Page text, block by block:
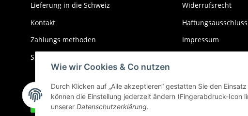
Wie wir Cookies & Co nutzen
Durch Klicken auf „Alle akzeptieren“ gestatten Sie den
können die Einstellung jederzeit ändern (Fingerabdruck-Icon
unserer Datenschutzerklärung.
Lieferung in die Schweiz
Kontakt
Zahlungs methoden
Sitemap
Widerrufsrecht
Haftungsausschluss
Impressum
Widerrufbutton